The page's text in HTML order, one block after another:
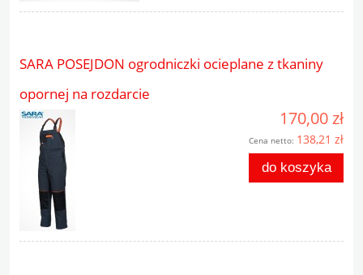
SARA POSEJDON ogrodniczki ocieplane z tkaniny
opornej na rozdarcie
170,00 zł
Cena netto: 138,21 zł
do koszyka